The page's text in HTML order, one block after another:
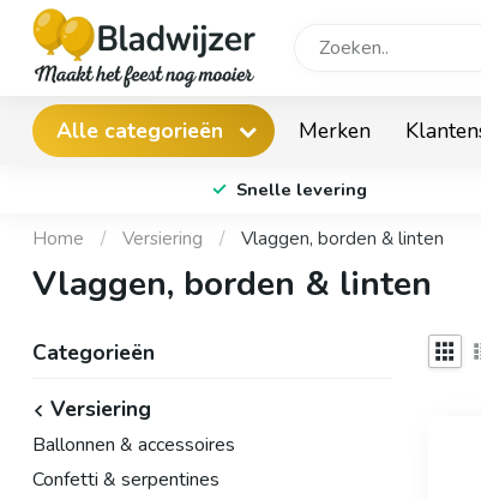
Alle categorieën Merken
Snelle levering
Home / Versiering / Vlaggen, borden & linten
Vlaggen, borden & linten
Categorieën
Versiering
Ballonnen & accessoires
Confetti & serpentines